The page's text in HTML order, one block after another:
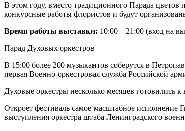
В этом году, вместо традиционного Парада цветов
конкурсные работы флористов и будут
Время работы выставки: 10:00—21:00 (вход на
Парад Духовых оркестров
В 15:00 более 200 музыкантов соберутся в
первая Военно-оркестровая служба Российской
Духовые оркестры несколько месяцев
Откроет фестиваль самое масштабное
выступления оркестра штаба Ленинградского